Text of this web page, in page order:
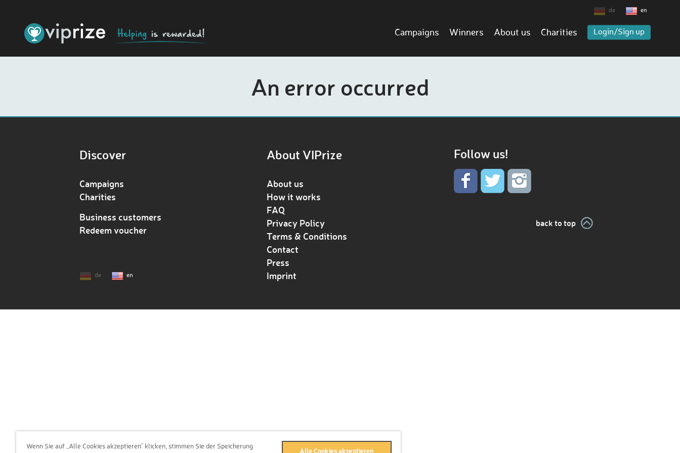
de en
Campaigns Winners About us Charities Login/Sign up
An error occurred
Discover
Campaigns
Charities
Business customers
Redeem voucher
de en
About VIPrize
About us
How it works
FAQ
Privacy Policy
Terms & Conditions
Contact
Press
Imprint
Follow us!
back to top
Wenn Sie auf „Alle Cookies akzeptieren“ klicken, stimmen Sie der Speicherung